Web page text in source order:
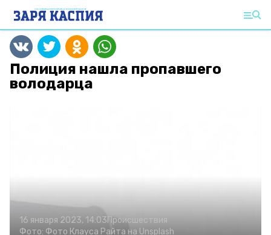
Полиция нашла пропавшего
володарца
16 января 2023, 14:03Происшествия
Фото: Фото Клауса Райта на Unsplash